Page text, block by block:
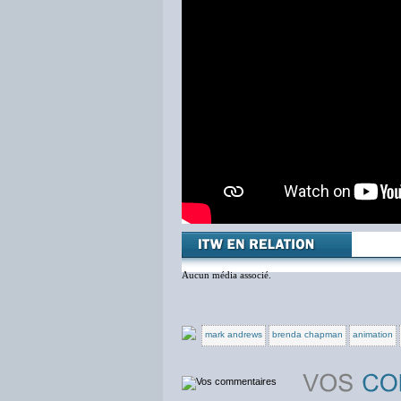
Aucun média associé.
mark andrews brenda chapman animation